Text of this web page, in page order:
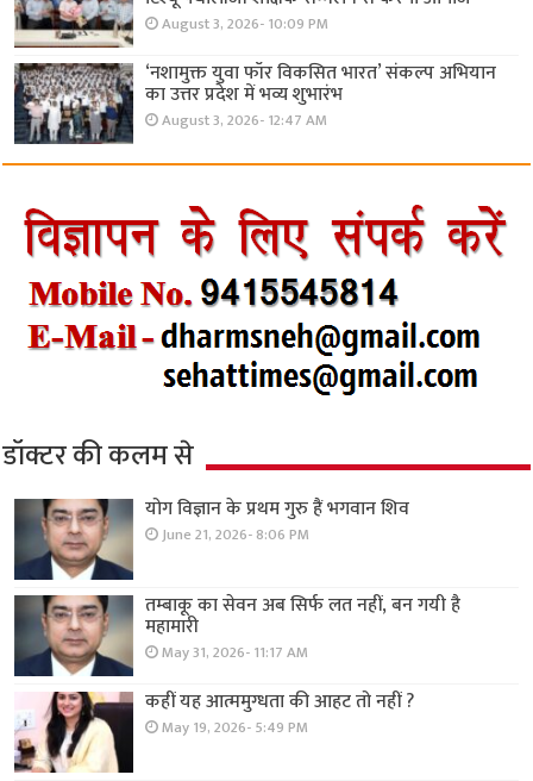
August 3, 2026- 10:09 PM
‘नशामुक्त युवा फॉर विकसित भारत’ संकल्प अभियान
का उत्तर प्रदेश में भव्य शुभारंभ
August 3, 2026- 12:47 AM
डॉक्टर की कलम से
योग विज्ञान के प्रथम गुरु हैं भगवान शिव
June 21, 2026- 8:06 PM
तम्बाकू का सेवन अब सिर्फ लत नहीं, बन गयी है
महामारी
May 31, 2026- 11:17 AM
कहीं यह आत्ममुग्धता की आहट तो नहीं ?
May 19, 2026- 5:49 PM